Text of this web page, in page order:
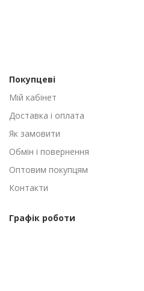
Покупцеві
Мій кабінет
Доставка і оплата
Як замовити
Обмін і повернення
Оптовим покупцям
Контакти
Графік роботи